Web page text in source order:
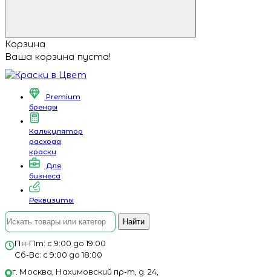
Корзина
Ваша корзина пуста!
Premium
бренды
Калькулятор
расхода
краски
Для
бизнеса
Реквизиты
Найти
Пн-Пт: с 9:00 до 19:00
Сб-Вс: с 9:00 до 18:00
г. Москва, Нахимовский пр-т, д. 24,